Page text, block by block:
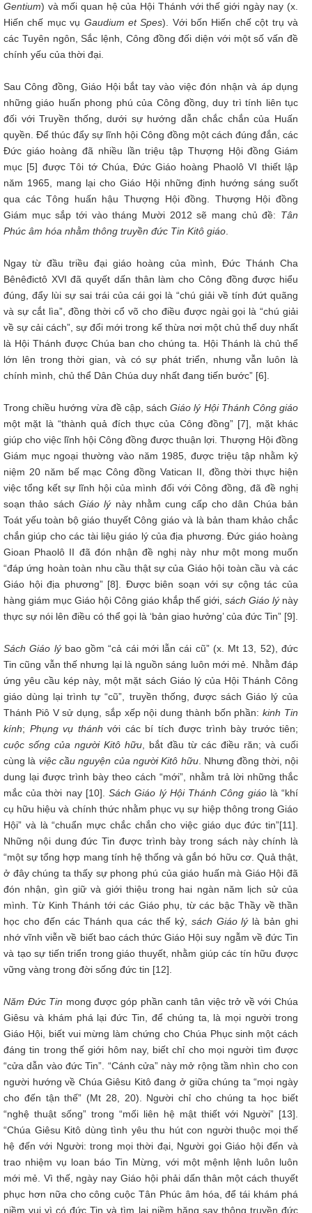
Gentium) và mối quan hệ của Hội Thánh với thế giới ngày nay (x.
Hiến chế mục vụ Gaudium et Spes). Với bốn Hiến chế cột trụ và
các Tuyên ngôn, Sắc lệnh, Công đồng đối diện với một số vấn đề
chính yếu của thời đại.
Sau Công đồng, Giáo Hội bắt tay vào việc đón nhận và áp dụng
những giáo huấn phong phú của Công đồng, duy trì tính liên tục
đối với Truyền thống, dưới sự hướng dẫn chắc chắn của Huấn
quyền. Để thúc đẩy sự lĩnh hội Công đồng một cách đúng đắn, các
Đức giáo hoàng đã nhiều lần triệu tập Thượng Hội đồng Giám
mục [5] được Tôi tớ Chúa, Đức Giáo hoàng Phaolô VI thiết lập
năm 1965, mang lại cho Giáo Hội những định hướng sáng suốt
qua các Tông huấn hậu Thượng Hội đồng. Thượng Hội đồng
Giám mục sắp tới vào tháng Mười 2012 sẽ mang chủ đề: Tân
Phúc âm hóa nhằm thông truyền đức Tin Kitô giáo
Ngay từ đầu triều đại giáo hoàng của mình, Đức Thánh Cha
Bênêđictô XVI đã quyết dấn thân làm cho Công đồng được hiểu
đúng, đẩy lùi sự sai trái của cái gọi là “chú giải về tính đứt quãng
và sự cắt lìa”, đồng thời cổ võ cho điều được ngài gọi là “chú giải
về sự cải cách”, sự đổi mới trong kế thừa nơi một chủ thể duy nhất
là Hội Thánh được Chúa ban cho chúng ta. Hội Thánh là chủ thể
lớn lên trong thời gian, và có sự phát triển, nhưng vẫn luôn là
chính mình, chủ thể Dân Chúa duy nhất đang tiến bước” [6].
Trong chiều hướng vừa đề cập, sáchGiáo lý Hội Thánh Công giáo
một mặt là “thành quả đích thực của Công đồng” [7], mặt khác
giúp cho việc lĩnh hội Công đồng được thuận lợi. Thượng Hội đồng
Giám mục ngoại thường vào năm 1985, được triệu tập nhằm kỷ
niệm 20 năm bế mạc Công đồng Vatican II, đồng thời thực hiện
việc tổng kết sự lĩnh hội của mình đối với Công đồng, đã đề nghị
soạn thảo sách Giáo lýnày nhằm cung cấp cho dân Chúa bản
Toát yếu toàn bộ giáo thuyết Công giáo và là bản tham khảo chắc
chắn giúp cho các tài liệu giáo lý của địa phương. Đức giáo hoàng
Gioan Phaolô II đã đón nhận đề nghị này như một mong muốn
“đáp ứng hoàn toàn nhu cầu thật sự của Giáo hội toàn cầu và các
Giáo hội địa phương” [8]. Được biên soạn với sự cộng tác của
hàng giám mục Giáo hội Công giáo khắp thế giới, sách Giáo lýnày
thực sự nói lên điều có thể gọi là ‘bản giao hưởng’ của đức Tin” [9].
Sách Giáo lýbao gồm “cả cái mới lẫn cái cũ” (x. Mt 13, 52), đức
Tin cũng vẫn thế nhưng lại là nguồn sáng luôn mới mẻ. Nhằm đáp
ứng yêu cầu kép này, một mặt sách Giáo lý của Hội Thánh Công
giáo dùng lại trình tự “cũ”, truyền thống, được sách Giáo lý của
Thánh Piô V sử dụng, sắp xếp nội dung thành bốn phần:kinh Tin
kính; Phụng vụ thánh với các bí tích được trình bày trước tiên;
cuộc sống của người Kitô hữu , bắt đầu từ các điều răn; và cuối
cùng là việc cầu nguyện của người Kitô hữu. Nhưng đồng thời, nội
dung lại được trình bày theo cách “mới”, nhằm trả lời những thắc
mắc của thời nay [10].Sách Giáo lý Hội Thánh Công giáolà “khí
cụ hữu hiệu và chính thức nhằm phục vụ sự hiệp thông trong Giáo
Hội” và là “chuẩn mực chắc chắn cho việc giáo dục đức tin”[11].
Những nội dung đức Tin được trình bày trong sách này chính là
“một sự tổng hợp mang tính hệ thống và gắn bó hữu cơ. Quả thật,
ở đây chúng ta thấy sự phong phú của giáo huấn mà Giáo Hội đã
đón nhận, gìn giữ và giới thiệu trong hai ngàn năm lịch sử của
mình. Từ Kinh Thánh tới các Giáo phụ, từ các bậc Thầy về thần
học cho đến các Thánh qua các thế kỷ, sách Giáo lýlà bản ghi
nhớ vĩnh viễn về biết bao cách thức Giáo Hội suy ngẫm về đức Tin
và tạo sự tiến triển trong giáo thuyết, nhằm giúp các tín hữu được
vững vàng trong đời sống đức tin [12].
Năm Đức Tin mong được góp phần canh tân việc trở về với Chúa
Giêsu và khám phá lại đức Tin, để chúng ta, là mọi người trong
Giáo Hội, biết vui mừng làm chứng cho Chúa Phục sinh một cách
đáng tin trong thế giới hôm nay, biết chỉ cho mọi người tìm được
“cửa dẫn vào đức Tin”. “Cánh cửa” này mở rộng tầm nhìn cho con
người hướng về Chúa Giêsu Kitô đang ở giữa chúng ta “mọi ngày
cho đến tận thế” (Mt 28, 20). Người chỉ cho chúng ta học biết
“nghệ thuật sống” trong “mối liên hệ mật thiết với Người” [13].
“Chúa Giêsu Kitô dùng tình yêu thu hút con người thuộc mọi thế
hệ đến với Người: trong mọi thời đại, Người gọi Giáo hội đến và
trao nhiệm vụ loan báo Tin Mừng, với một mệnh lệnh luôn luôn
mới mẻ. Vì thế, ngày nay Giáo hội phải dấn thân một cách thuyết
phục hơn nữa cho công cuộc Tân Phúc âm hóa, để tái khám phá
niềm vui vì có đức Tin và tìm lại niềm hăng say thông truyền đức